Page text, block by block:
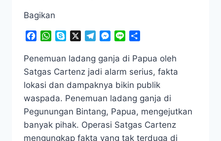
Bagikan
Facebook
WhatsApp
Skype TelegramMessenger
Line
Penemuan ladang ganja di Papua oleh
Satgas Cartenz jadi alarm serius, fakta
lokasi dan dampaknya bikin publik
waspada. Penemuan ladang ganja di
Pegunungan Bintang, Papua, mengejutkan
banyak pihak. Operasi Satgas Cartenz
mengungkap fakta yang tak terduga di